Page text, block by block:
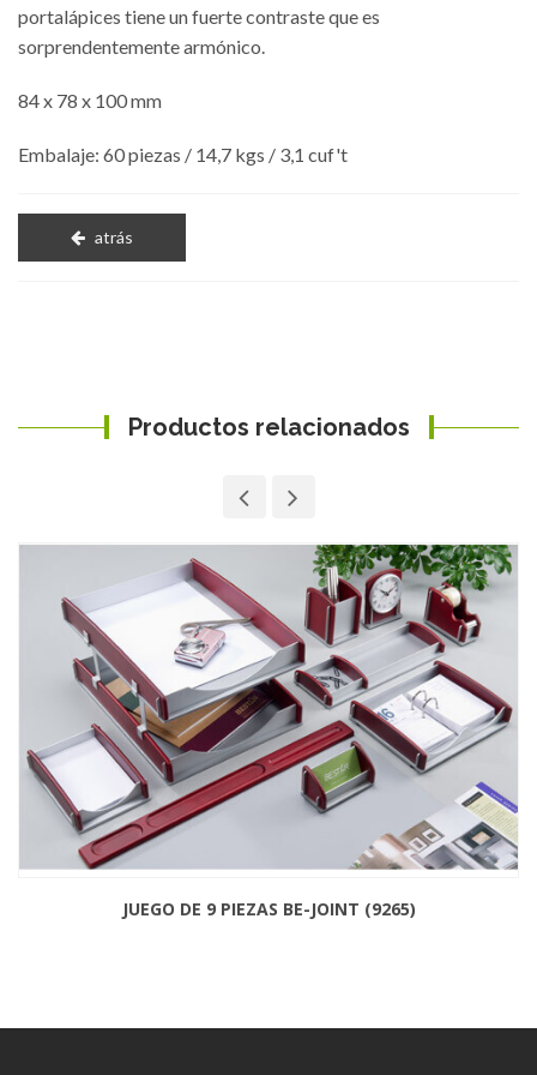
portalápices tiene un fuerte contraste que es
sorprendentemente armónico.
84 x 78 x 100 mm
Embalaje: 60 piezas / 14,7 kgs / 3,1 cuf't
atrás
Productos relacionados
JUEGO DE 9 PIEZAS BE-JOINT (9265)